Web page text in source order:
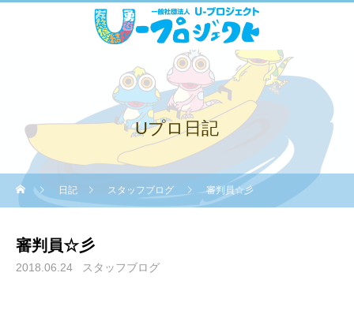
Uプロ日記
日記 スタッフブログ 審判員☆彡
審判員☆彡
2018.06.24 スタッフブログ